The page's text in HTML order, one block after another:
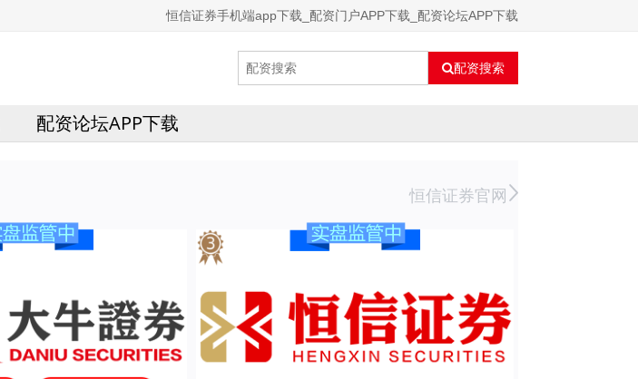
恒信证券手机端app下载_配资门户APP下载_配资论坛APP下载
配资搜索
配资论坛APP下载
恒信证券官网